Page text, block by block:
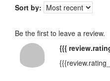
Sort by:
Be the first to leave a review.
{{{